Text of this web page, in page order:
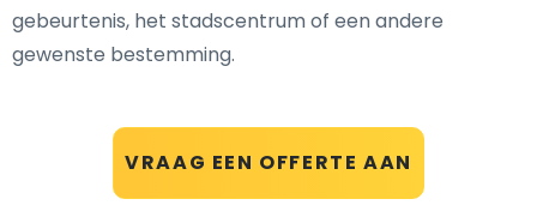
VRAAG EEN OFFERTE AAN
gebeurtenis, het stadscentrum of een andere
gewenste bestemming.